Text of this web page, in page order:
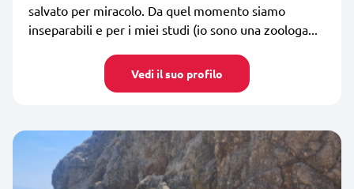
salvato per miracolo. Da quel momento siamo
inseparabili e per i miei studi (io sono una zoologa...
Vedi il suo profilo